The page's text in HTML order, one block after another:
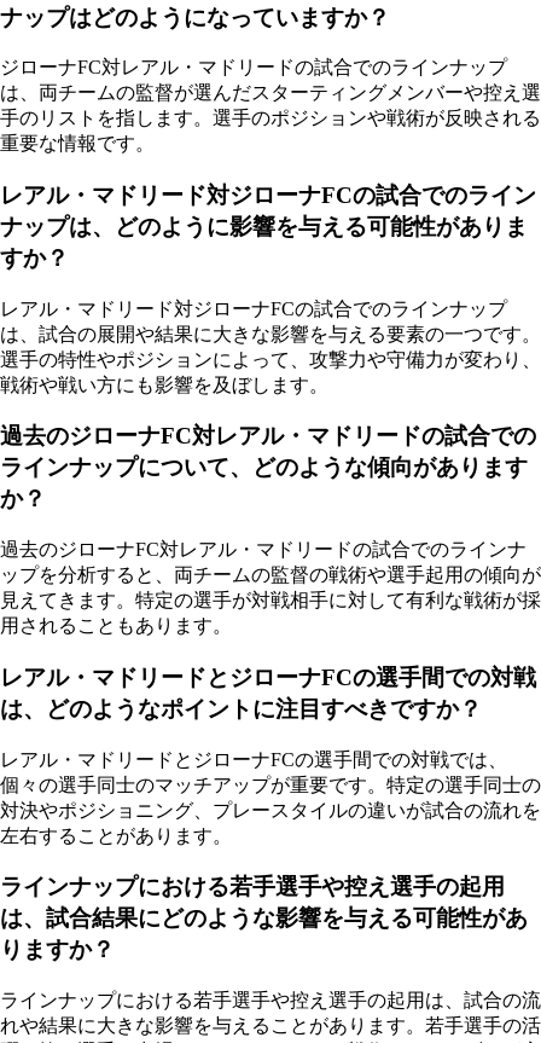
ナップはどのようになっていますか？
ジローナFC対レアル・マドリードの試合でのラインナップ
は、両チームの監督が選んだスターティングメンバーや控え選
手のリストを指します。選手のポジションや戦術が反映される
重要な情報です。
レアル・マドリード対ジローナFCの試合でのライン
ナップは、どのように影響を与える可能性がありま
すか？
レアル・マドリード対ジローナFCの試合でのラインナップ
は、試合の展開や結果に大きな影響を与える要素の一つです。
選手の特性やポジションによって、攻撃力や守備力が変わり、
戦術や戦い方にも影響を及ぼします。
過去のジローナFC対レアル・マドリードの試合での
ラインナップについて、どのような傾向があります
か？
過去のジローナFC対レアル・マドリードの試合でのラインナ
ップを分析すると、両チームの監督の戦術や選手起用の傾向が
見えてきます。特定の選手が対戦相手に対して有利な戦術が採
用されることもあります。
レアル・マドリードとジローナFCの選手間での対戦
は、どのようなポイントに注目すべきですか？
レアル・マドリードとジローナFCの選手間での対戦では、
個々の選手同士のマッチアップが重要です。特定の選手同士の
対決やポジショニング、プレースタイルの違いが試合の流れを
左右することがあります。
ラインナップにおける若手選手や控え選手の起用
は、試合結果にどのような影響を与える可能性があ
りますか？
ラインナップにおける若手選手や控え選手の起用は、試合の流
れや結果に大きな影響を与えることがあります。若手選手の活